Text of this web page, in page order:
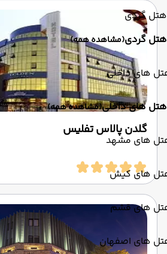
هتل گردی
هتل گردی(مشاهده همه)
های داخلی
هتل های داخلی(مشاهده همه)
های مشهد
های کیش
های قشم
های اصفهان
گلدن پالاس تفلیس